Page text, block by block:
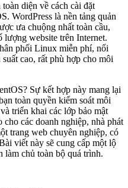
diện về cách cài đặt
WordPress là nền tảng quản
ưa chuộng nhất toàn cầu,
lượng website trên Internet.
phối Linux miễn phí, nổi
cao, rất phù hợp cho môi
Sự kết hợp này mang lại
toàn quyền kiểm soát môi
triển khai các lớp bảo mật
các doanh nghiệp, nhà phát
trang web chuyên nghiệp, có
viết này sẽ cung cấp một lộ
chủ toàn bộ quá trình.